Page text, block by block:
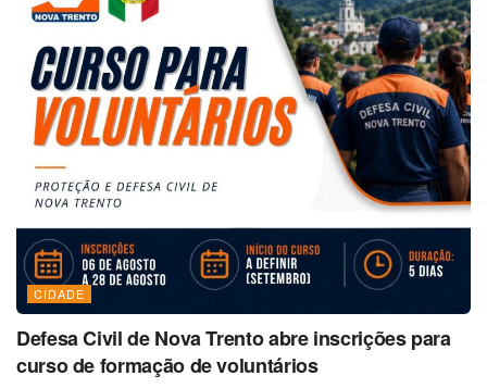
CIDADE
Defesa Civil de Nova Trento abre inscrições para
curso de formação de voluntários